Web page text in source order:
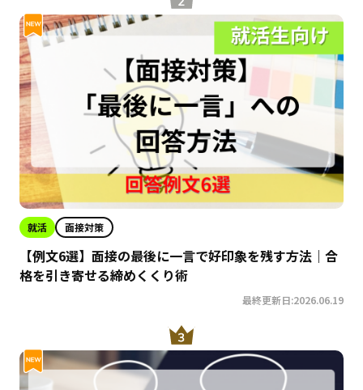
就活 面接対策
【例文6選】面接の最後に一言で好印象を残す方法｜合
格を引き寄せる締めくくり術
最終更新日:2026.06.19